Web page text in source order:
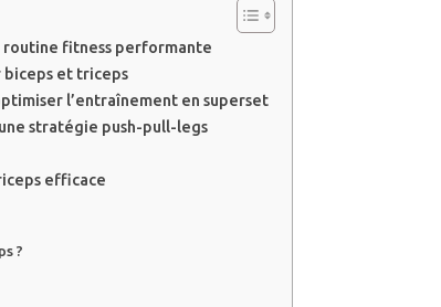
routine fitness performante
biceps et triceps
l’entraînement en superset
stratégie push-pull-legs
efficace
?